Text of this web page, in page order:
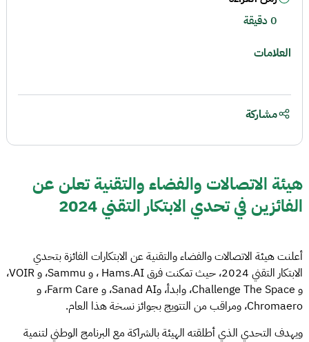
هيئة الاتصالات والفضاء والتقنية تعلن عن
الفائزين في تحدي الابتكار التقني 2024
أعلنت هيئة الاتصالات والفضاء والتقنية عن الابتكارات الفائزة بتحدي
الابتكار التقني 2024، حيث تمكنت فرق Hams.AI ، و Sammu، و VOIR،
و Challenge The Space، وابدأ، وSanad AI، و Farm Care، و
Chromaero، ومراقب من التتويج بجوائز نسخة هذا العام.
ويهدف التحدي الذي أطلقته الهيئة بالشراكة مع البرنامج الوطني لتنمية
0 دقيقة
العلامات
مشاركة